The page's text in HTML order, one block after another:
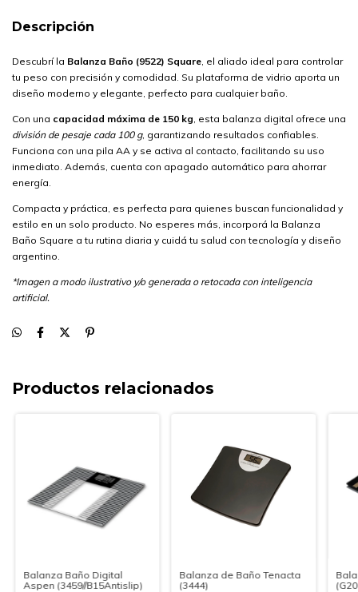
Descripción
Descubrí la Balanza Baño (9522) Square, el aliado ideal para controlar
tu peso con precisión y comodidad. Su plataforma de vidrio aporta un
diseño moderno y elegante, perfecto para cualquier baño.
Con una capacidad máxima de 150 kg, esta balanza digital ofrece una
división de pesaje cada 100 g, garantizando resultados confiables.
Funciona con una pila AA y se activa al contacto, facilitando su uso
inmediato. Además, cuenta con apagado automático para ahorrar
energía.
Compacta y práctica, es perfecta para quienes buscan funcionalidad y
estilo en un solo producto. No esperes más, incorporá la Balanza
Baño Square a tu rutina diaria y cuidá tu salud con tecnología y diseño
argentino.
*Imagen a modo ilustrativo y/o generada o retocada con inteligencia
artificial.
Productos relacionados
Balanza Baño Digital
Aspen (3459//B15Antislip)
Balanza de Baño Tenacta
(3444)